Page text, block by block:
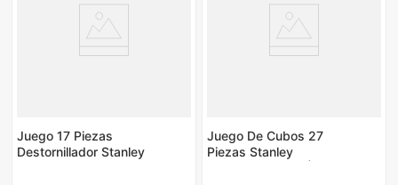
Juego 17 Piezas
Destornillador Stanley
Juego De Cubos 27
Piezas Stanley